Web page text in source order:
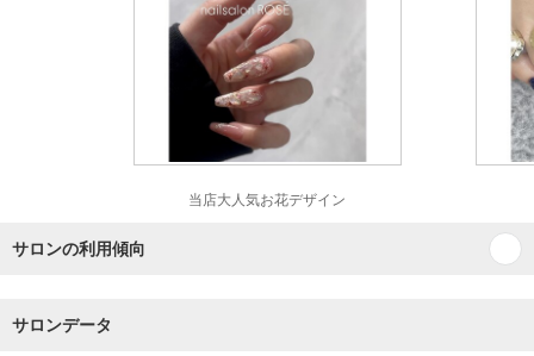
当店大人気お花デザイン
サロンの利用傾向
サロンデータ